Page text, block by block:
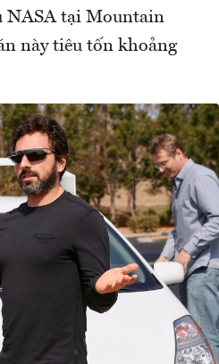
NASA tại Mountain
này tiêu tốn khoảng